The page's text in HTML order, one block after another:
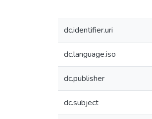
dc.identifier.uri
dc.language.iso
dc.publisher
dc.subject